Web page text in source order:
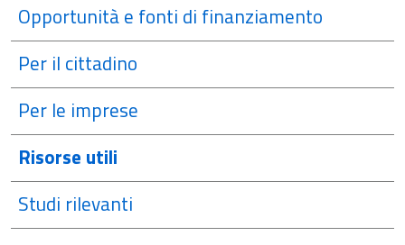
Opportunità e fonti di finanziamento
Per il cittadino
Per le imprese
Risorse utili
Studi rilevanti